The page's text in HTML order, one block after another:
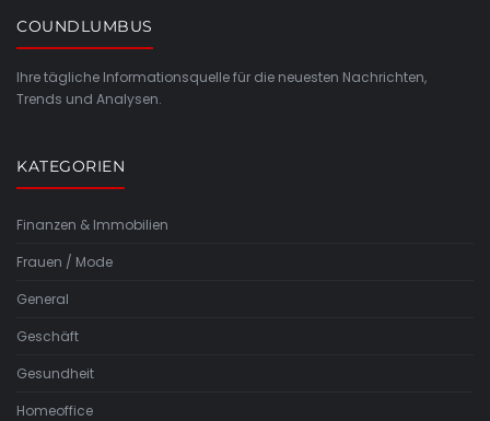
COUNDLUMBUS
Ihre tägliche Informationsquelle für die neuesten Nachrichten,
Trends und Analysen.
KATEGORIEN
Finanzen & Immobilien
Frauen / Mode
General
Geschäft
Gesundheit
Homeoffice